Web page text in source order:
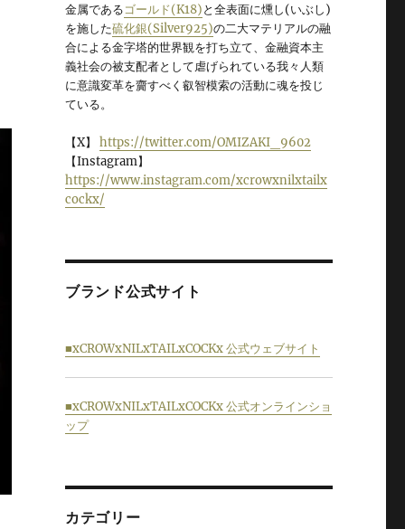
金属であるゴールド(K18)と全表面に燻し(いぶし)
を施した硫化銀(Silver925)の二大マテリアルの融
合による金字塔的世界観を打ち立て、金融資本主
義社会の被支配者として虐げられている我々人類
に意識変革を齎すべく叡智模索の活動に魂を投じ
ている。
【X】 https://twitter.com/OMIZAKI_9602
【Instagram】
https://www.instagram.com/xcrowxnilxtailx
cockx/
ブランド公式サイト
■xCROWxNILxTAILxCOCKx 公式ウェブサイト
■xCROWxNILxTAILxCOCKx 公式オンラインショ
ップ
カテゴリー